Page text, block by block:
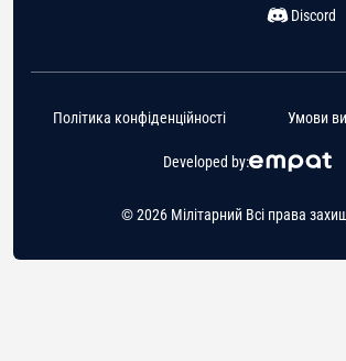
Discord
© 2026 Мілітарний Всі права
Developed by:
Політика конфіденційності Умови